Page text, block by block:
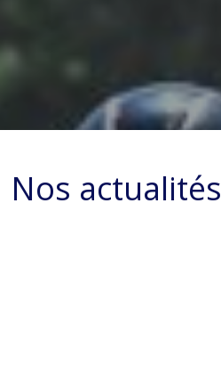
Nos actualités